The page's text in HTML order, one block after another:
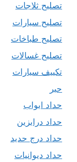
تصليح ثلاجات
تصليح سيارات
تصليح طباخات
تصليح غسالات
تكييف سيارات
حبر
حداد ابواب
حداد درابزين
حداد درج حديد
حداد ديوانيات